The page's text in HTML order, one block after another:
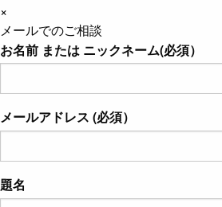
×
メールでのご相談
お名前 または ニックネーム(必須）
メールアドレス (必須）
題名